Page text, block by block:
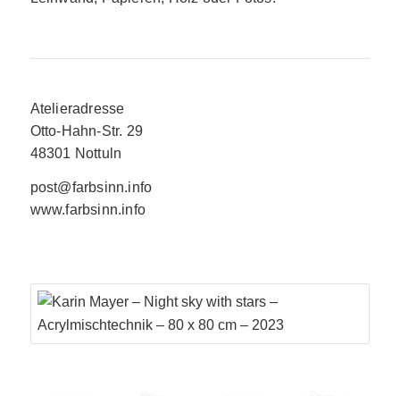
Atelieradresse
Otto-Hahn-Str. 29
48301 Nottuln
post@farbsinn.info
www.farbsinn.info